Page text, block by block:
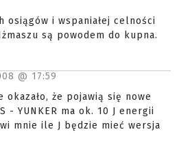
osiągów i wspaniałej celności
są powodem do kupna.
@ 17:59
okazało, że pojawią się nowe
- YUNKER ma ok. 10 J energii
mnie ile J będzie mieć wersja